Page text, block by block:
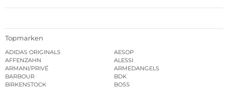
Topmarken
ADIDAS ORIGINALS
AESOP
AFFENZAHN
ALESSI
ARMANI/PRIVÉ
ARMEDANGELS
BARBOUR
BDK
BIRKENSTOCK
BOSS